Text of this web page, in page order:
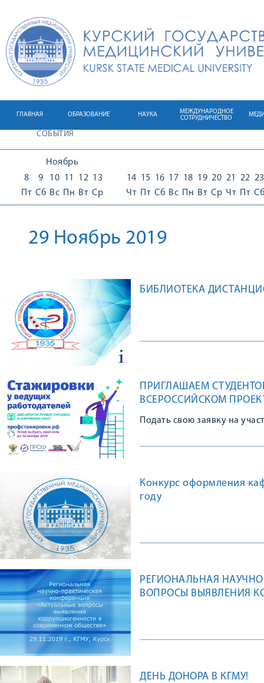
ГЛАВНАЯ ОБРАЗОВАНИЕ НАУКА
МЕЖДУНАРОДНОЕ
СОТРУДНИЧЕСТВО
СОБЫТИЯ
Ноябрь
8
Пт
9
Сб
10
Вс
11
Пн
12
Вт
13
Ср
14
Чт
15
Пт
16
Сб
17
Вс
18
Пн
19
Вт
20
Ср
21
Чт
22
Пт
23
Сб
29 Ноябрь 2019
БИБЛИОТЕКА
ПРИГЛАШАЕМ
ВСЕРОССИЙСКОМ
Подать свою заявку на
Конкурс оформления
году
РЕГИОНАЛЬНАЯ
ВОПРОСЫ ВЫЯВЛЕНИЯ
ДЕНЬ ДОНОРА В КГМУ!